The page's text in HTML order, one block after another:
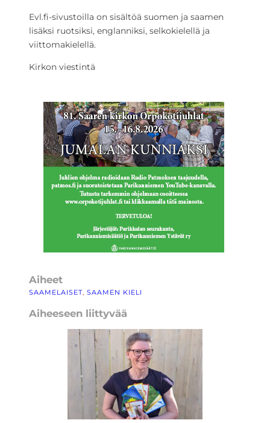
Evl.fi-sivustoilla on sisältöä suomen ja saamen
lisäksi ruotsiksi, englanniksi, selkokielellä ja
viittomakielellä.
Kirkon viestintä
Aiheet
SAAMELAISET, SAAMEN KIELI
Aiheeseen liittyvää